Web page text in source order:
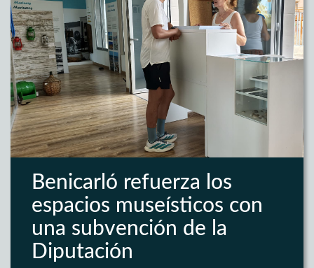
Benicarló refuerza los
espacios museísticos con
una subvención de la
Diputación